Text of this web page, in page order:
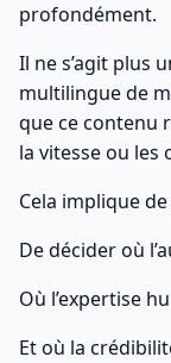
profondément.
Il ne s’agit plus
multilingue de
que ce contenu
la vitesse ou les
Cela implique
De décider où
Où l’expertise
Et où la